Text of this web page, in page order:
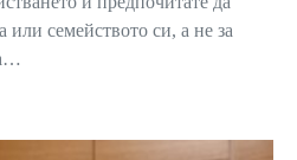
или семейството си, а не за